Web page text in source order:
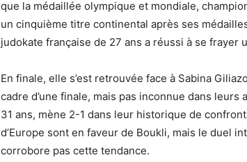
que la médaillée olympique et mondiale,
un cinquième titre continental après ses
judokate française de 27 ans a réussi à se frayer
En finale, elle s’est retrouvée face à Sabina
cadre d’une finale, mais pas inconnue dans
31 ans, mène 2-1 dans leur historique de
d’Europe sont en faveur de Boukli, mais le duel
corrobore pas cette tendance.